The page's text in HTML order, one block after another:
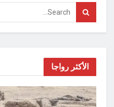
الأكثر رواجا